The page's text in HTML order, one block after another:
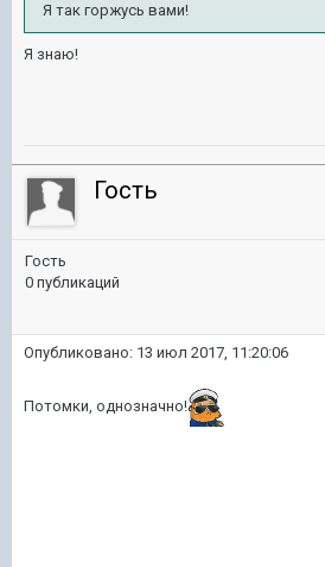
Я так горжусь вами!
Я знаю!
Гость
Гость
0 публикаций
Опубликовано: 13 июл 2017, 11:20:06
Потомки, однозначно!